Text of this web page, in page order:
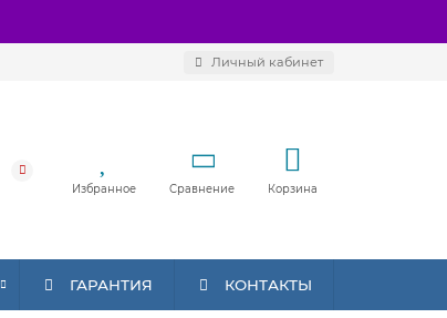
Личный кабинет
Избранное Сравнение Корзина
ГАРАНТИЯ КОНТАКТЫ